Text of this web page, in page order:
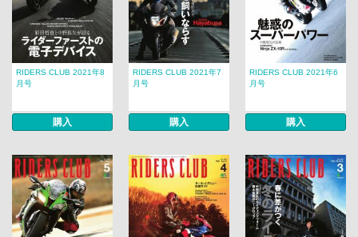
RIDERS CLUB 2021年8
月号
購入
RIDERS CLUB 2021年7
月号
購入
RIDERS CLUB 2021年6
月号
購入